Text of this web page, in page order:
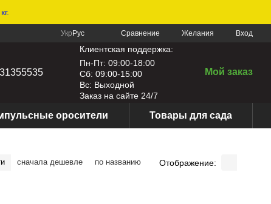
Укр Рус Сравнение Желания Вход
Клиентская поддержка:
Пн-Пт: 09:00-18:00
Сб: 09:00-15:00
Вс: Выходной
Заказ на сайте 24/7
Мой заказ
оросители Товары для сада
сначала дешевле по названию Отображение: